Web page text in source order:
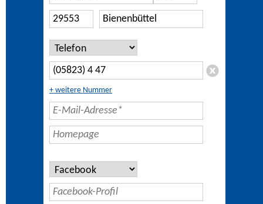
+ weitere Nummer